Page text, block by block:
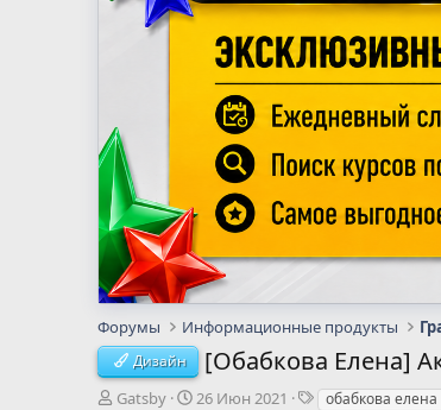
Форумы Информационные продукты
Дизайн [Обабкова Елена]
А
Gatsby
Д
26 Июн 2021
Тобабкова елена